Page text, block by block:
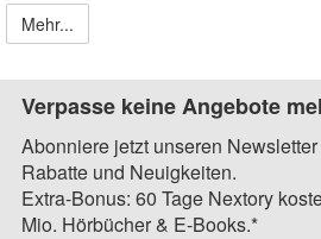
Mehr...
Verpasse keine Angebote
Abonniere jetzt unseren
Rabatte und Neuigkeiten.
Extra-Bonus: 60 Tage Nextory
Mio. Hörbücher & E-Books.*